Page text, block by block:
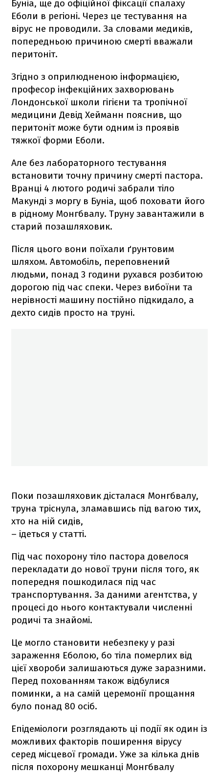
Буніа, ще до офіційної фіксації спалаху
Еболи в регіоні. Через це тестування на
вірус не проводили. За словами медиків,
попередньою причиною смерті вважали
перитоніт.
Згідно з оприлюдненою інформацією,
професор інфекційних захворювань
Лондонської школи гігієни та тропічної
медицини Девід Хейманн пояснив, що
перитоніт може бути одним із проявів
тяжкої форми Еболи.
Але без лабораторного тестування
встановити точну причину смерті пастора.
Вранці 4 лютого родичі забрали тіло
Макунді з моргу в Буніа, щоб поховати його
в рідному Монгбвалу. Труну завантажили в
старий позашляховик.
Після цього вони поїхали ґрунтовим
шляхом. Автомобіль, переповнений
людьми, понад 3 години рухався розбитою
дорогою під час спеки. Через вибоїни та
нерівності машину постійно підкидало, а
дехто сидів просто на труні.
Поки позашляховик дісталася Монгбвалу,
труна тріснула, зламавшись під вагою тих,
хто на ній сидів,
– ідеться у статті.
Під час похорону тіло пастора довелося
перекладати до нової труни після того, як
попередня пошкодилася під час
транспортування. За даними агентства, у
процесі до нього контактували численні
родичі та знайомі.
Це могло становити небезпеку у разі
зараження Еболою, бо тіла померлих від
цієї хвороби залишаються дуже заразними.
Перед похованням також відбулися
поминки, а на самій церемонії прощання
було понад 80 осіб.
Епідеміологи розглядають ці події як один із
можливих факторів поширення вірусу
серед місцевої громади. Уже за кілька днів
після похорону мешканці Монгбвалу